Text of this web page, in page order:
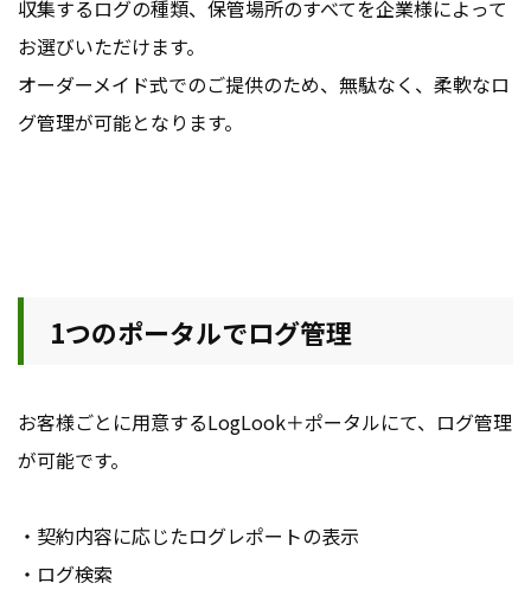
収集するログの種類、保管場所のすべてを企業様によって
お選びいただけます。
オーダーメイド式でのご提供のため、無駄なく、柔軟なロ
グ管理が可能となります。
1つのポータルでログ管理
お客様ごとに用意するLogLook＋ポータルにて、ログ管理
が可能です。
・契約内容に応じたログレポートの表示
・ログ検索